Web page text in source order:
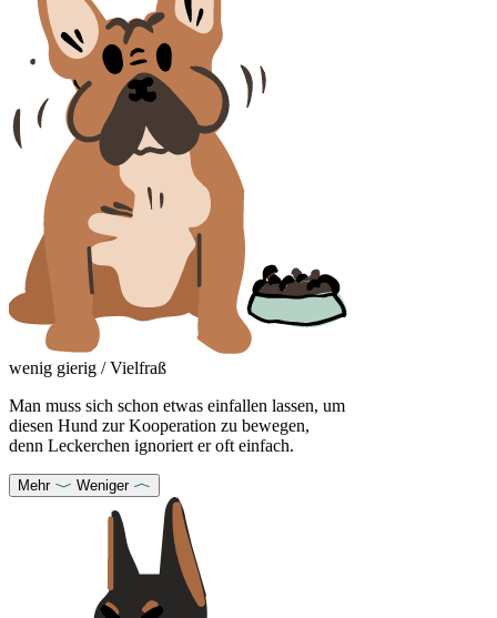
wenig gierig / Vielfraß
Man muss sich schon etwas einfallen lassen, um
diesen Hund zur Kooperation zu bewegen,
denn Leckerchen ignoriert er oft einfach.
Mehr Weniger